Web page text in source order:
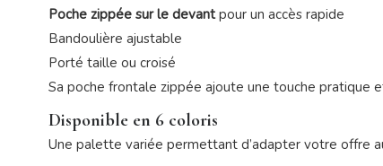
Poche zippée sur le devantpour un accès rapide
Bandoulière ajustable
Porté taille ou croisé
Sa poche frontale zippée ajoute une touche pratique
Disponible en 6 coloris
Une palette variée permettant d’adapter votre offre